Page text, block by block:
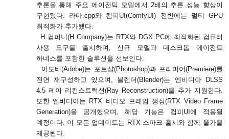
추론을 통해 주요 에이전틱 모델에서 2배의 추론 성능 향상이
구현됐다. 라마.cpp와 컴피 UI(ComfyUI) 전반에는 멀티
GPU
최적화가 추가됐다.
H 컴퍼니(H Company)는 RTX와 DGX PC에 최적화된 컴퓨터
사용 도구를 출시하며
,신규 모델과 데스크톱 에이전트
하네스를 포함한 솔루션을 선보인다.
어도비(Adobe)는 포토샵(Photoshop)과 프리미어(Premiere)를
전면 재구성하고 있으며
블렌더(Blender)는 엔비디아DLSS
4.5 레이 리컨스트럭션(Ray Reconstruction)을 추가 지원한다
또한 엔비디아는 RTX 비디오 프레임 생성(RTX Video Frame
Generation)을 공개했으며 해당 기능은 컴피 UI에 적용될
예정이다. 이 모든 업데이트는 RTX 스파크 출시와 함께 올가을
제공된다.